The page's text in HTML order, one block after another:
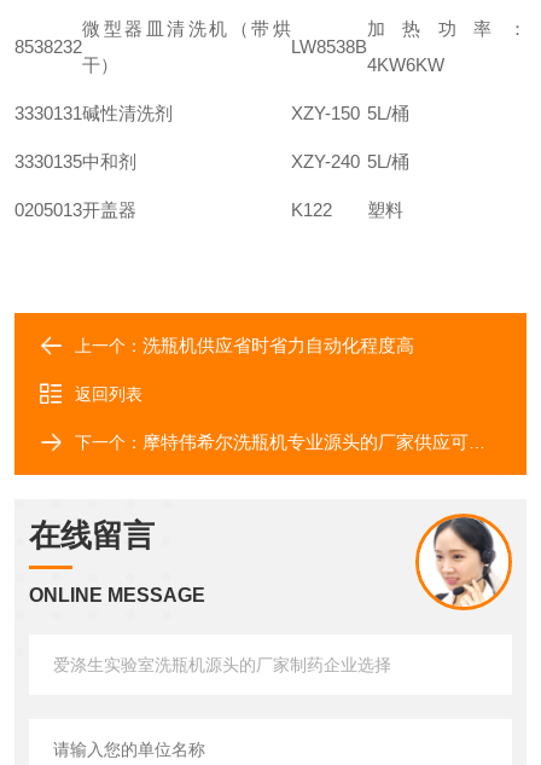
8538232
微型器皿清洗机（带烘
干）
LW8538B
加热功率：
4KW6KW
3330131碱性清洗剂 XZY-150 5L/桶
3330135中和剂 XZY-240 5L/桶
0205013开盖器 K122 塑料
上一个： 洗瓶机供应省时省力自动化程度高
返回列表
下一个： 摩特伟希尔洗瓶机专业源头的厂家供应可定制
在线留言
ONLINE MESSAGE